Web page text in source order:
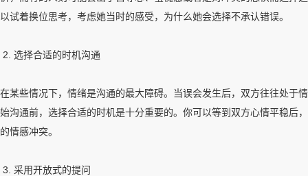
以试着换位思考，考虑她当时的感受，为什么她会选择不承认错误。
2. 选择合适的时机沟通
在某些情况下，情绪是沟通的最大障碍。当误会发生后，双方往往处于
始沟通前，选择合适的时机是十分重要的。你可以等到双方心情平稳后
的情感冲突。
3. 采用开放式的提问